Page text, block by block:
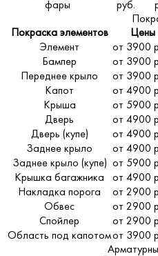
фары
руб.
Покраска элементов
Цены
Элемент
от 3900
Бампер
от 3900
Переднее крыло
от 3900
Капот
от 4900
Крыша
от 5900
Дверь
от 4900
Дверь (купе)
от 4900
Заднее крыло
от 4900
Заднее крыло (купе) от 5900
Крышка багажника
от 4900
Накладка порога
от 2900
Обвес
от 2900
Спойлер
от 2900
Область под капотомот 3900